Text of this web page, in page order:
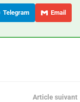
Telegram Email
Article suivant